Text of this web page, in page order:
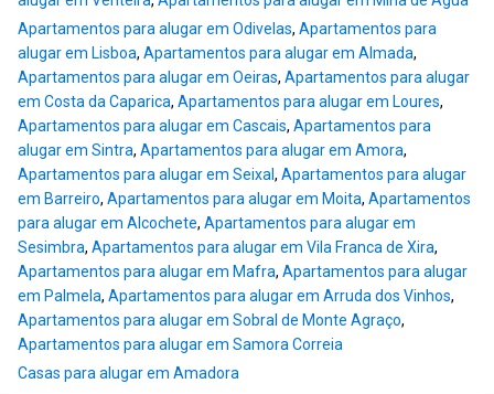
Apartamentos para alugar em Odivelas, Apartamentos para
alugar em Lisboa, Apartamentos para alugar em Almada,
Apartamentos para alugar em Oeiras, Apartamentos para alugar
em Costa da Caparica, Apartamentos para alugar em Loures,
Apartamentos para alugar em Cascais, Apartamentos para
alugar em Sintra, Apartamentos para alugar em Amora,
Apartamentos para alugar em Seixal, Apartamentos para alugar
em Barreiro, Apartamentos para alugar em Moita, Apartamentos
para alugar em Alcochete, Apartamentos para alugar em
Sesimbra, Apartamentos para alugar em Vila Franca de Xira,
Apartamentos para alugar em Mafra, Apartamentos para alugar
em Palmela, Apartamentos para alugar em Arruda dos Vinhos,
Apartamentos para alugar em Sobral de Monte Agraço,
Apartamentos para alugar em Samora Correia
Casas para alugar em Amadora